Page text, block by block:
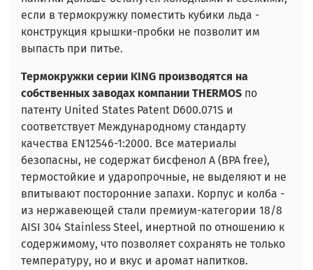
если в термокружку поместить кубики льда -
конструкция крышки-пробки не позволит им
выпасть при питье.
Термокружки серии KING производятся на
собственных заводах компании THERMOS по
патенту United States Patent D600.071S и
соответствует Международному стандарту
качества EN12546-1:2000. Все материалы
безопасны, не содержат бисфенол А (BPA free),
термостойкие и ударопрочные, не выделяют и не
впитывают посторонние запахи. Корпус и колба -
из нержавеющей стали премиум-категории 18/8
AISI 304 Stainless Steel, инертной по отношению к
содержимому, что позволяет сохранять не только
температуру, но и вкус и аромат напитков.